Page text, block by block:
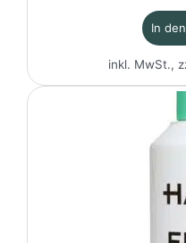
In
inkl. MwSt.,